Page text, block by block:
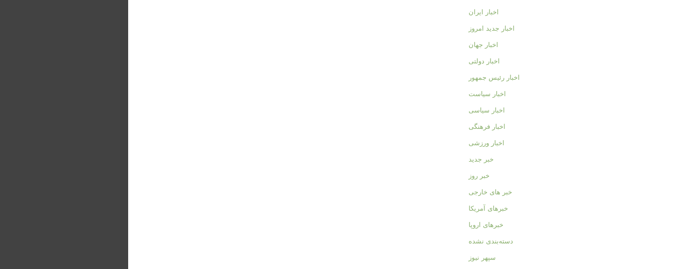
اخبار ایران
اخبار جدید امروز
اخبار جهان
اخبار دولتی
اخبار رئیس جمهور
اخبار سیاست
اخبار سیاسی
اخبار فرهنگی
اخبار ورزشی
خبر جدید
خبر روز
خبر های خارجی
خبرهای آمریکا
خبرهای اروپا
دسته‌بندی نشده
سپهر نیوز